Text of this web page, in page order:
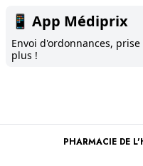
📱 App Médiprix
Envoi d'ordonnances, prise
plus !
PHARMACIE DE